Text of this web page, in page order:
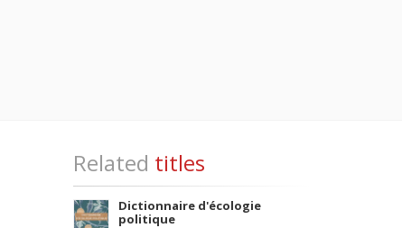
Related titles
Dictionnaire d'écologie
politique